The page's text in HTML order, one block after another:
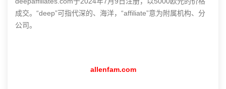
成交。“deep”可指代深的、海洋，“affiliate”意为附属机构、分
公司。
allenfam.com